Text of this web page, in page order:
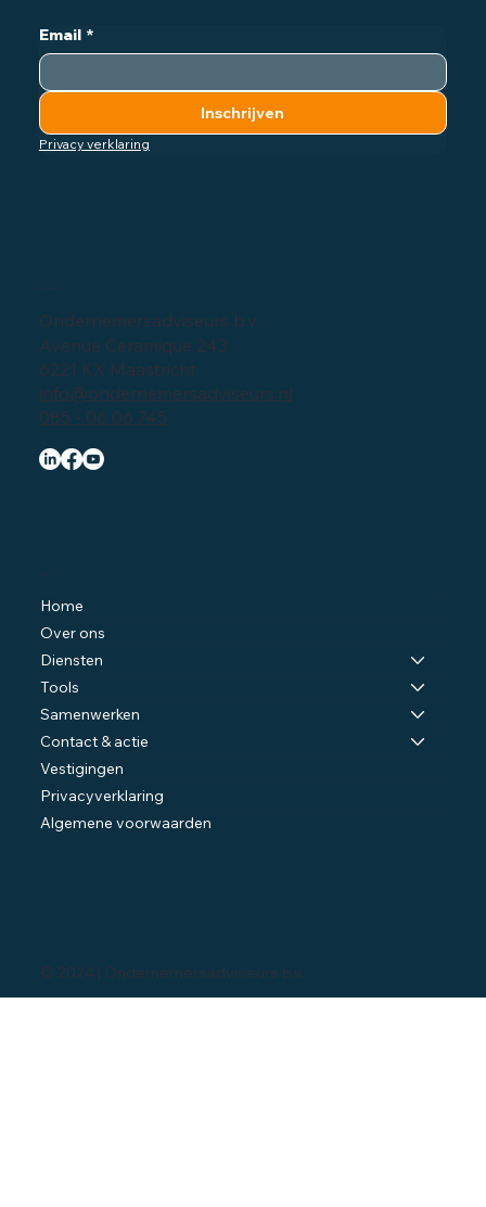
© 2024 | Ondernemersadviseurs b.v.
Bedrijfsgegevens
Ondernemersadviseurs b.v.
Avenue Ceramique 243
6221 KX Maastricht
info@ondernemersadviseurs.nl
085 - 06 06 745
Navigatie
Home
Over ons
Diensten
Tools
Samenwerken
Contact & actie
Vestigingen
Privacyverklaring
Algemene voorwaarden
Email *
Inschrijven
Privacy verklaring